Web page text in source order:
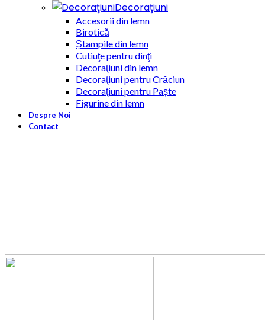
Decoraţiuni
Accesorii din lemn
Birotică
Ștampile din lemn
Cutiuţe pentru dinţi
Decoraţiuni din lemn
Decoraţiuni pentru Crăciun
Decoraţiuni pentru Paște
Figurine din lemn
Despre Noi
Contact